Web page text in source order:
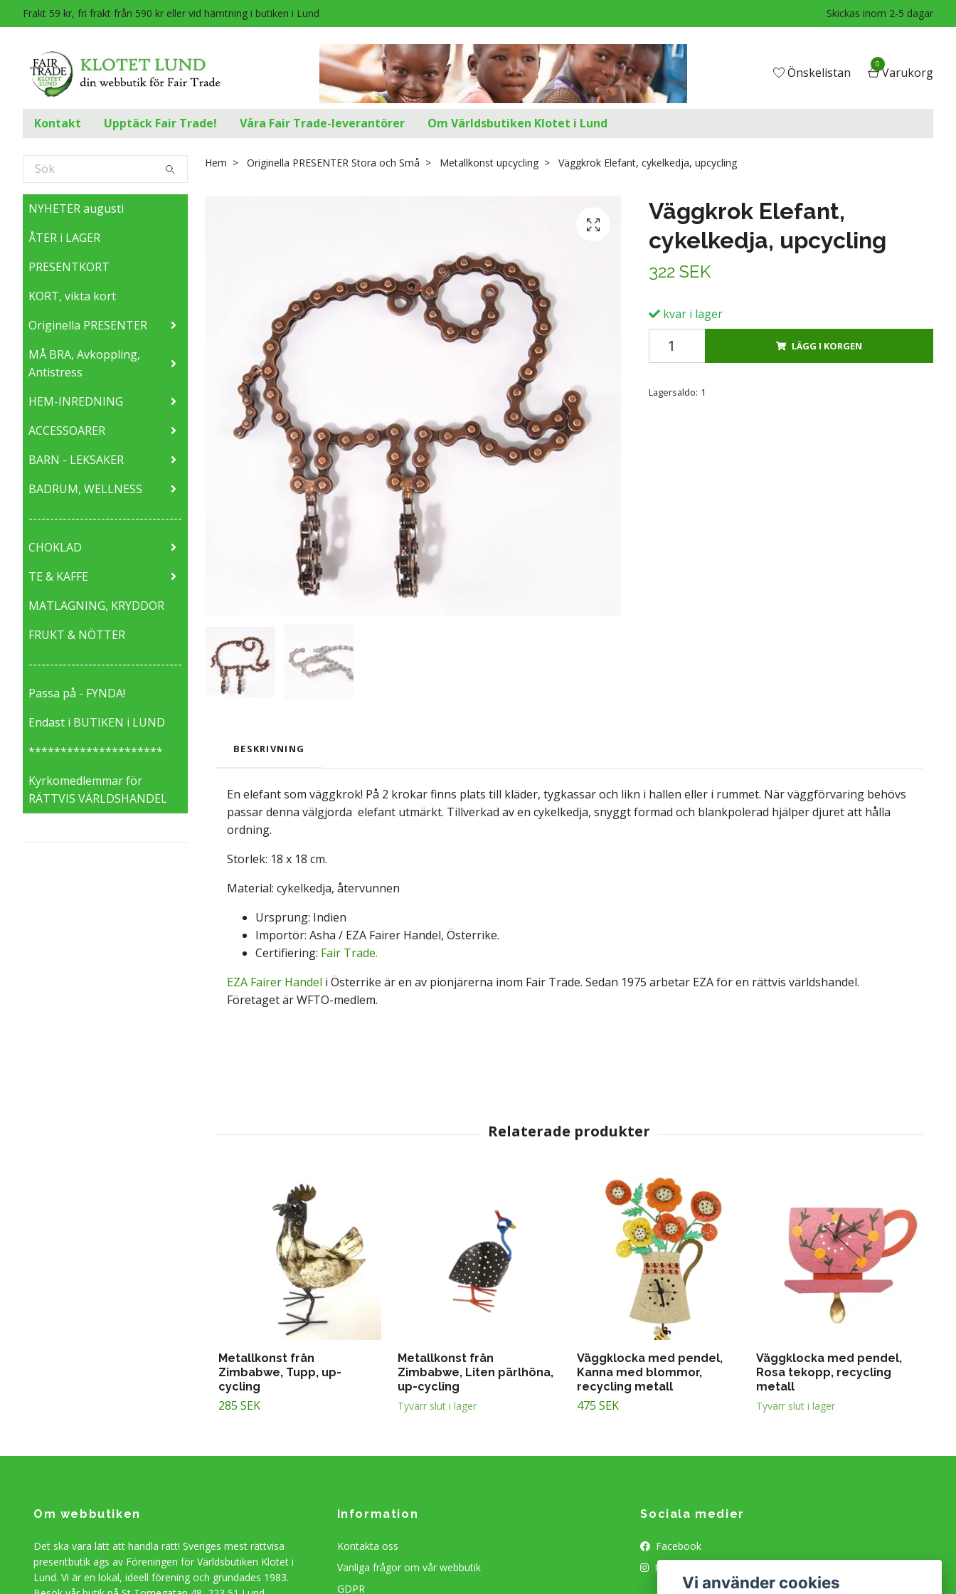
Frakt 59 kr, fri frakt från 590 kr eller vid hämtning i butiken i Lund Skickas inom 2-5 dagar
Önskelistan
0
Varukorg
Kontakt Upptäck Fair Trade! Våra Fair Trade-leverantörer Om Världsbutiken Klotet i Lund
NYHETER augusti
ÅTER i LAGER
PRESENTKORT
KORT, vikta kort
Originella PRESENTER
MÅ BRA, Avkoppling,
Antistress
HEM-INREDNING
ACCESSOARER
BARN - LEKSAKER
BADRUM, WELLNESS
------------------------------------
CHOKLAD
TE & KAFFE
MATLAGNING, KRYDDOR
FRUKT & NÖTTER
------------------------------------
Passa på - FYNDA!
Endast i BUTIKEN i LUND
*********************
Kyrkomedlemmar för
RÄTTVIS VÄRLDSHANDEL
Hem Originella PRESENTER Stora och Små Metallkonst upcycling Väggkrok Elefant, cykelkedja, upcycling
Väggkrok Elefant,
cykelkedja, upcycling
322 SEK
kvar i lager
LÄGG I KORGEN
Lagersaldo: 1
BESKRIVNING
En elefant som väggkrok! På 2 krokar finns plats till kläder, tygkassar och likn i hallen eller i rummet. När väggförvaring behövs
passar denna välgjorda elefant utmärkt. Tillverkad av en cykelkedja, snyggt formad och blankpolerad hjälper djuret att hålla
ordning.
Storlek: 18 x 18 cm.
Material: cykelkedja, återvunnen
Ursprung: Indien
Importör: Asha / EZA Fairer Handel, Österrike.
Certifiering: Fair Trade.
EZA Fairer Handel i Österrike är en av pionjärerna inom Fair Trade. Sedan 1975 arbetar EZA för en rättvis världshandel.
Företaget är WFTO-medlem.
Metallkonst från
Zimbabwe, Tupp, up-
cycling
285 SEK
Metallkonst från
Zimbabwe, Liten pärlhöna,
up-cycling
Tyvärr slut i lager
Väggklocka med pendel,
Kanna med blommor,
recycling metall
475 SEK
Väggklocka med pendel,
Rosa tekopp, recycling
metall
Tyvärr slut i lager
Om webbutiken
Det ska vara lätt att handla rätt! Sveriges mest rättvisa
presentbutik ägs av Föreningen för Världsbutiken Klotet i
Lund. Vi är en lokal, ideell förening och grundades 1983.
Information
Kontakta oss
Vanliga frågor om vår webbutik
GDPR
Sociala medier
Facebook
Instagram
Vi använder cookies